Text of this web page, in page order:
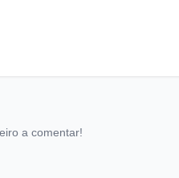
a comentar!